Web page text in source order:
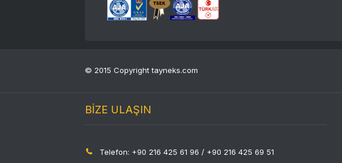
© 2015 Copyright tayneks.com
BİZE ULAŞIN
Telefon: +90 216 425 61 96 / +90 216 425 69 51